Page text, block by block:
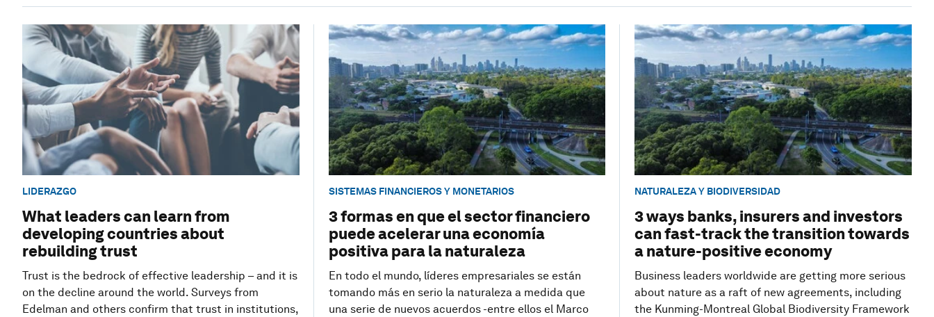
LIDERAZGO
What leaders can learn from
developing countries about
rebuilding trust
Trust is the bedrock of effective leadership – and it is
on the decline around the world. Surveys from
Edelman and others confirm that trust in institutions,
SISTEMAS FINANCIEROS Y MONETARIOS
3 formas en que el sector financiero
puede acelerar una economía
positiva para la naturaleza
En todo el mundo, líderes empresariales se están
tomando más en serio la naturaleza a medida que
una serie de nuevos acuerdos -entre ellos el Marco
NATURALEZA Y BIODIVERSIDAD
3 ways banks, insurers and investors
can fast-track the transition towards
a nature-positive economy
Business leaders worldwide are getting more serious
about nature as a raft of new agreements, including
the Kunming-Montreal Global Biodiversity Framework